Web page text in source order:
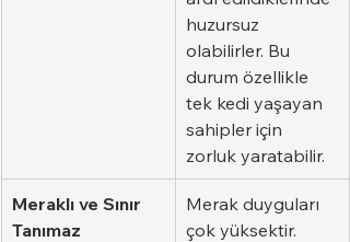
huzursuz
olabilirler. Bu
durum özellikle
tek kedi yaşayan
sahipler için
zorluk yaratabilir.
Meraklı ve Sınır
Tanımaz
Merak duyguları
çok yüksektir.